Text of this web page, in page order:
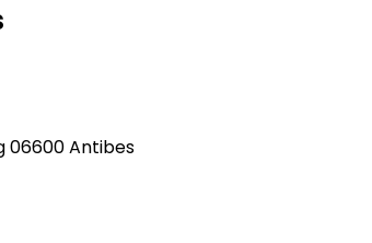
06600 Antibes